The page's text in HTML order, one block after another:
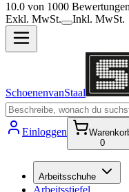
10.0 von 1000 Bewertungen
Exkl. MwSt.
Inkl. MwSt.
SchoenenvanStaal
Einloggen
0
Arbeitsschuhe
Arbeitsstiefel